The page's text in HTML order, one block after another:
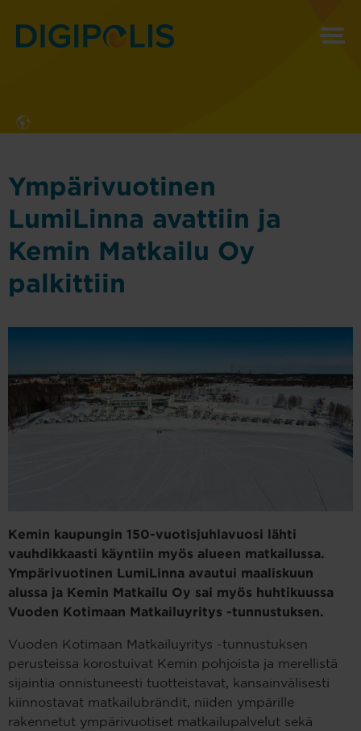
MENU
Ympärivuotinen
LumiLinna avattiin ja
Kemin Matkailu Oy
palkittiin
Kemin kaupungin 150-vuotisjuhlavuosi lähti
vauhdikkaasti käyntiin myös alueen matkailussa.
Ympärivuotinen LumiLinna avautui maaliskuun
alussa ja Kemin Matkailu Oy sai myös huhtikuussa
Vuoden Kotimaan Matkailuyritys -tunnustuksen.
Vuoden Kotimaan Matkailuyritys -tunnustuksen
perusteissa korostuivat Kemin pohjoista ja merellistä
sijaintia onnistuneesti tuotteistavat, kansainvälisesti
kiinnostavat matkailubrändit, niiden ympärille
rakennetut ympärivuotiset matkailupalvelut sekä